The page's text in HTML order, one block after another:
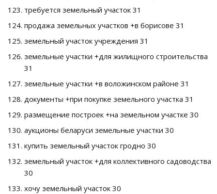
требуется земельный участок 31
продажа земельных участков +в борисове 31
земельный участок учреждения 31
земельные участки +для жилищного строительства
31
земельные участки +в воложинском районе 31
документы +при покупке земельного участка 31
размещение построек +на земельном участке 30
аукционы беларуси земельные участки 30
купить земельный участок гродно 30
земельный участок +для коллективного садоводства
30
хочу земельный участок 30